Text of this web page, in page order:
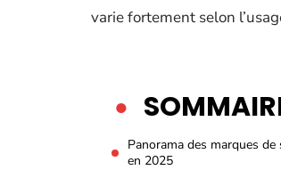
varie fortement selon
Panorama des marques
en 2025